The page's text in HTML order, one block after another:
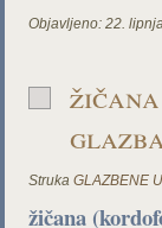
Objavljeno: 22.
Struka GLAZBENE
žičana